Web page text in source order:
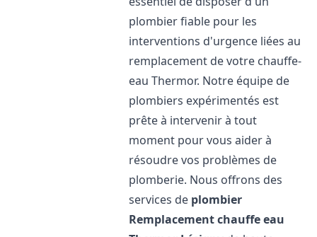
plombier fiable pour les
interventions d'urgence liées au
remplacement de votre chauffe-
eau Thermor. Notre équipe de
plombiers expérimentés est
prête à intervenir à tout
moment pour vous aider à
résoudre vos problèmes de
plomberie. Nous offrons des
services de plombier
Remplacement chauffe eau